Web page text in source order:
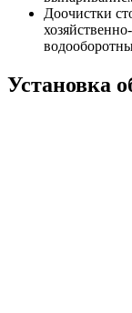
Доочистки
Установка